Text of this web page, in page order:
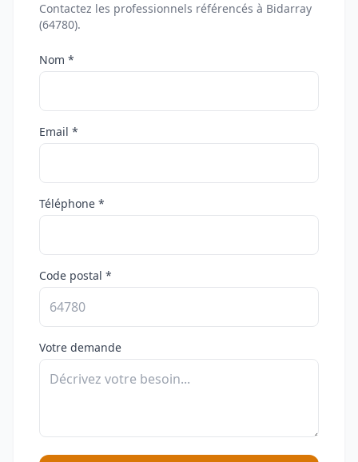
Contactez les professionnels référencés à Bidarray
(64780).
Nom *
Email *
Téléphone *
Code postal *
Votre demande